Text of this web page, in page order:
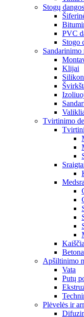
Stogų dangos
PVC
Stogo
Sandarinimo
Klijai
Tvirtinimo
Apšiltinimo
Vata
Putų
Plėvelės ir